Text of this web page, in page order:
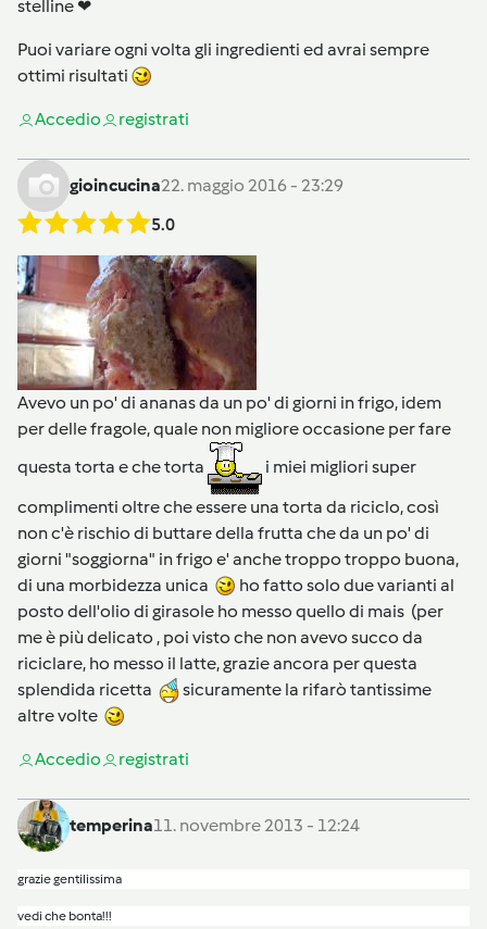
stelline ❤
Puoi variare ogni volta gli ingredienti ed avrai sempre
ottimi risultati
Accedio registrati
gioincucina22. maggio 2016 - 23:29
5.0
Avevo un po' di ananas da un po' di giorni in frigo, idem
per delle fragole, quale non migliore occasione per fare
questa torta e che torta
i miei migliori super
complimenti oltre che essere una torta da riciclo, così
non c'è rischio di buttare della frutta che da un po' di
giorni "soggiorna" in frigo e' anche troppo troppo buona,
di una morbidezza unica
ho fatto solo due varianti al
posto dell'olio di girasole ho messo quello di mais (per
me è più delicato , poi visto che non avevo succo da
riciclare, ho messo il latte, grazie ancora per questa
splendida ricetta
sicuramente la rifarò tantissime
altre volte
Accedio registrati
temperina11. novembre 2013 - 12:24
grazie gentilissima
vedi che bonta!!!